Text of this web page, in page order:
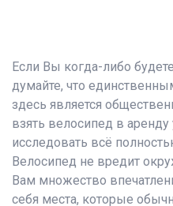
Если Вы когда-либо
думайте, что
здесь является
взять велосипед в
исследовать всё
Велосипед не вредит
Вам множество
себя места, которые